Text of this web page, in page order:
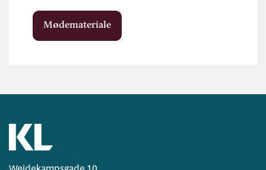
Mødemateriale